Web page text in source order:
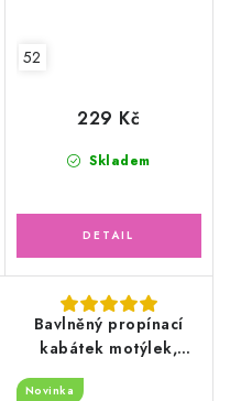
52
Skladem
229 Kč
Bavlněný propínací
kabátek motýlek,
světle lososový
Novinka